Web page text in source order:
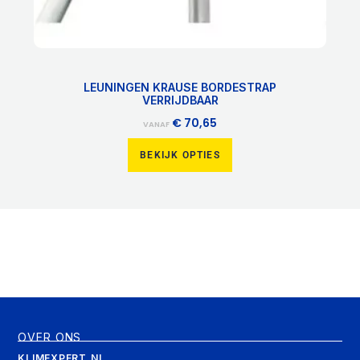
LEUNINGEN KRAUSE BORDESTRAP
VERRIJDBAAR
VANAF € 70,65
BEKIJK OPTIES
OVER ONS